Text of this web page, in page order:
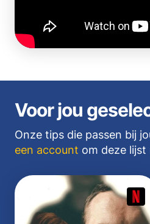
Voor jou
Onze tips die passen bij
een account om deze